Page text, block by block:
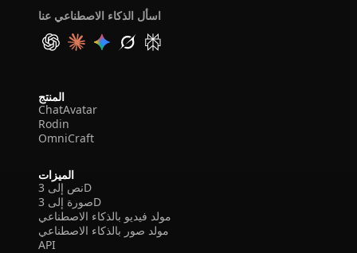
اسأل الذكاء الاصطناعي عنا
المنتج
ChatAvatar
Rodin
OmniCraft
الميزات
نص إلى 3D
صورة إلى 3D
مولد فيديو بالذكاء الاصطناعي
مولد صور بالذكاء الاصطناعي
API